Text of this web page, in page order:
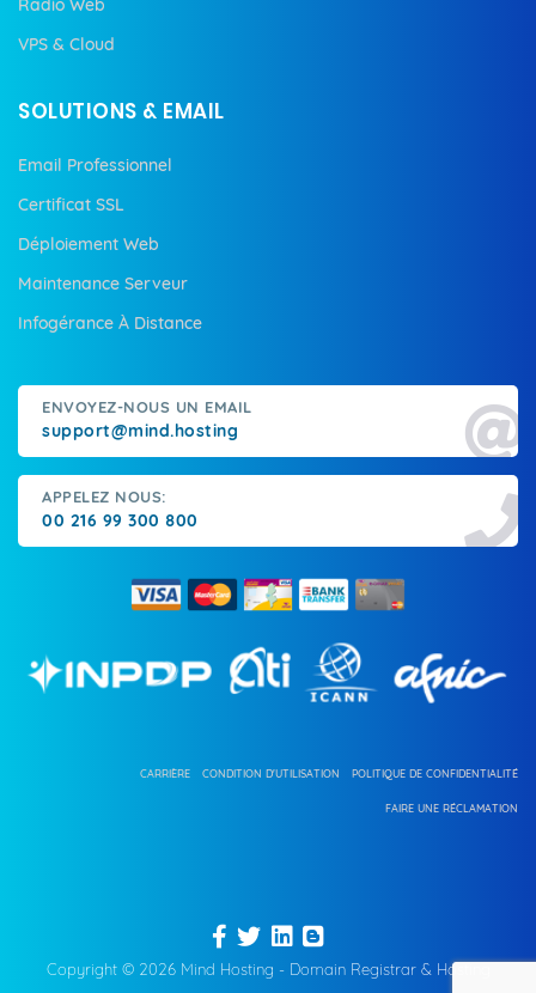
Radio Web
VPS & Cloud
SOLUTIONS & EMAIL
Email Professionnel
Certificat SSL
Déploiement Web
Maintenance Serveur
Infogérance À Distance
ENVOYEZ-NOUS UN EMAIL
support@mind.hosting
APPELEZ NOUS:
00 216 99 300 800
POLITIQUE DE CONFIDENTIALITÉ
CONDITION D'UTILISATION
CARRIÈRE
FAIRE UNE RÉCLAMATION
Copyright © 2026 Mind Hosting - Domain Registrar & Hosting